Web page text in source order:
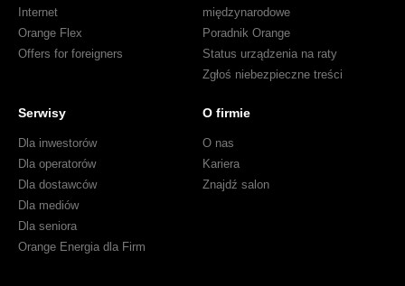
Internet
Orange Flex
Offers for foreigners
międzynarodowe
Poradnik Orange
Status urządzenia na raty
Zgłoś niebezpieczne treści
Serwisy
Dla inwestorów
Dla operatorów
Dla dostawców
Dla mediów
Dla seniora
Orange Energia dla Firm
O firmie
O nas
Kariera
Znajdź salon